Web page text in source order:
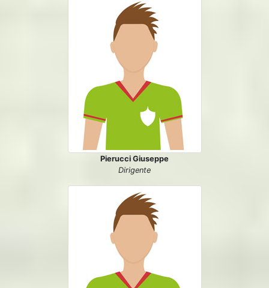
Pierucci Giuseppe
Dirigente